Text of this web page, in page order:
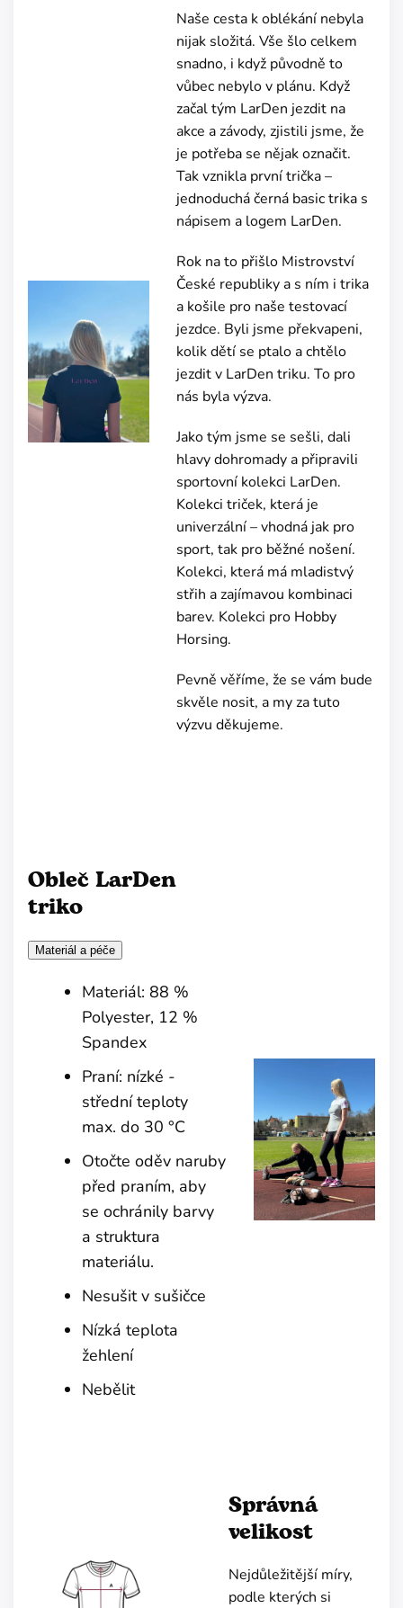
Naše cesta k oblékání nebyla
nijak složitá. Vše šlo celkem
snadno, i když původně to
vůbec nebylo v plánu. Když
začal tým LarDen jezdit na
akce a závody, zjistili jsme, že
je potřeba se nějak označit.
Tak vznikla první trička –
jednoduchá černá basic trika s
nápisem a logem LarDen.
Rok na to přišlo Mistrovství
České republiky a s ním i trika
a košile pro naše testovací
jezdce. Byli jsme překvapeni,
kolik dětí se ptalo a chtělo
jezdit v LarDen triku. To pro
nás byla výzva.
Jako tým jsme se sešli, dali
hlavy dohromady a připravili
sportovní kolekci LarDen.
Kolekci triček, která je
univerzální – vhodná jak pro
sport, tak pro běžné nošení.
Kolekci, která má mladistvý
střih a zajímavou kombinaci
barev. Kolekci pro Hobby
Horsing.
Pevně věříme, že se vám bude
skvěle nosit, a my za tuto
výzvu děkujeme.
Obleč LarDen
triko
Materiál a péče
Materiál: 88 %
Polyester, 12 %
Spandex
Praní: nízké -
střední teploty
max. do 30 °C
Otočte oděv naruby
před praním, aby
se ochránily barvy
a struktura
materiálu.
Nesušit v sušičce
Nízká teplota
žehlení
Nebělit
Správná
velikost
Nejdůležitější míry,
podle kterých si